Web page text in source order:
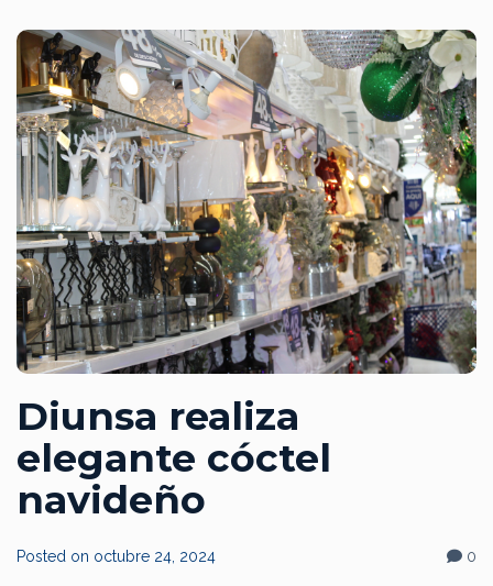
Diunsa realiza
elegante cóctel
navideño
Posted on octubre 24, 2024 0